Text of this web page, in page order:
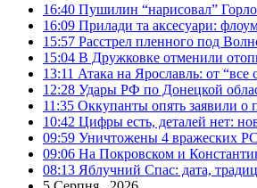
16:40 Пушилин “нарисовал”
16:09 Прилади та аксесуари:
15:57 Расстрел пленного под
15:04 В Дружковке отменили
13:11 Атака на Ярославль: от
12:28 Удары РФ по Донецкой
11:35 Оккупанты опять заявили о
10:42 Цифры есть, деталей нет:
09:59 Уничтожены 4 вражеских
09:06 На Покровском и
08:13 Яблучний Спас: дата,